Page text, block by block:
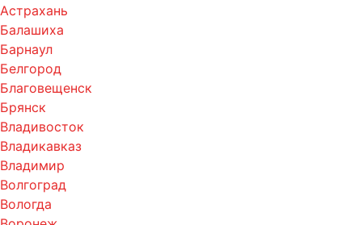
Астрахань
Балашиха
Барнаул
Белгород
Благовещенск
Брянск
Владивосток
Владикавказ
Владимир
Волгоград
Вологда